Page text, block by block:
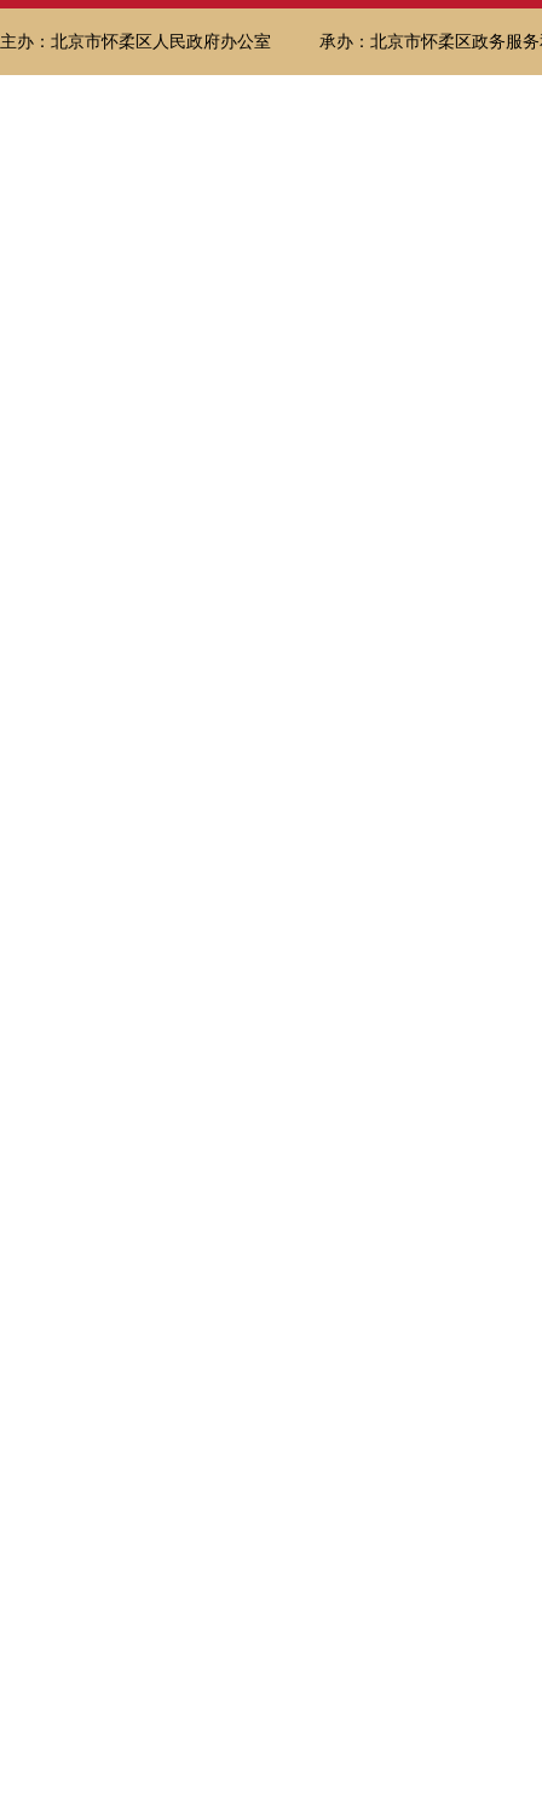
主办：北京市怀柔区人民政府办公室 承办：北京市怀柔区政务服